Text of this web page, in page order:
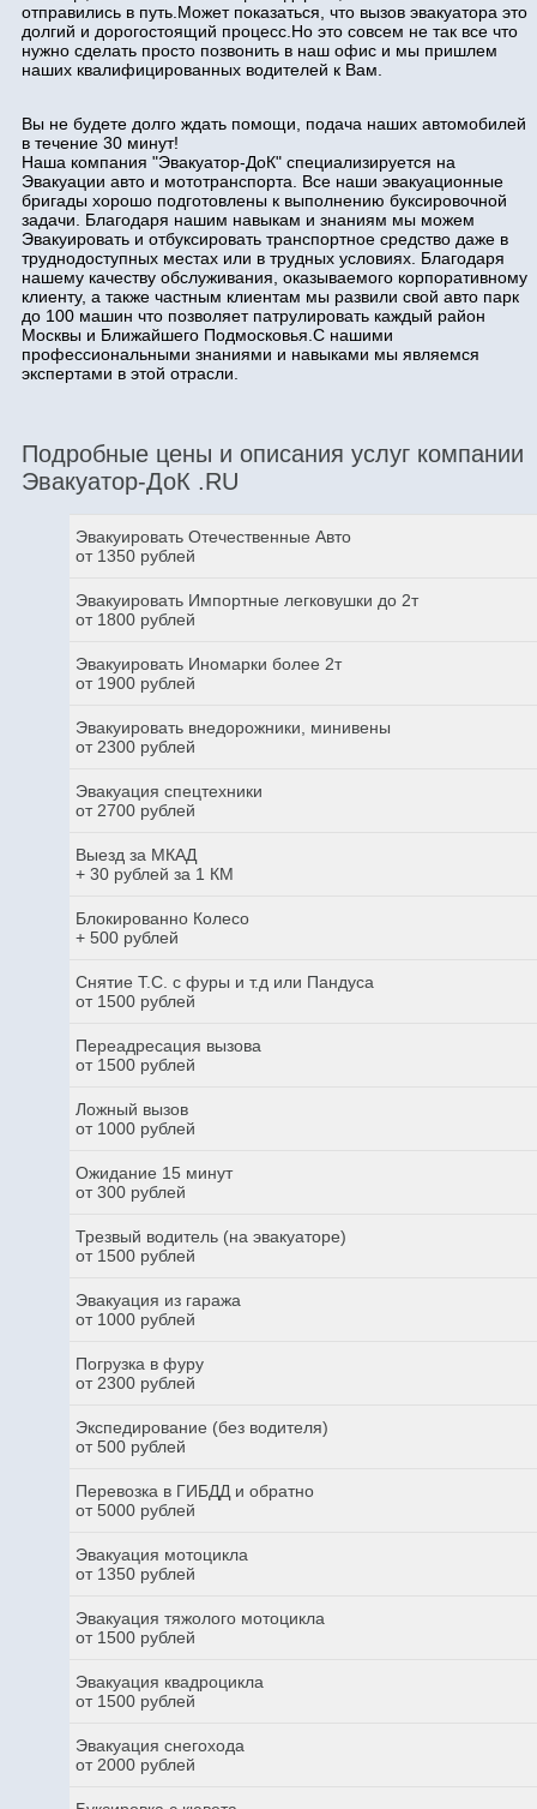
отправились в путь.Может показаться, что вызов эвакуатора это
долгий и дорогостоящий процесс.Но это совсем не так все что
нужно сделать просто позвонить в наш офис и мы пришлем
наших квалифицированных водителей к Вам.
Вы не будете долго ждать помощи, подача наших автомобилей
в течение 30 минут!
Наша компания "Эвакуатор-ДоК" специализируется на
Эвакуации авто и мототранспорта. Все наши эвакуационные
бригады хорошо подготовлены к выполнению буксировочной
задачи. Благодаря нашим навыкам и знаниям мы можем
Эвакуировать и отбуксировать транспортное средство даже в
труднодоступных местах или в трудных условиях. Благодаря
нашему качеству обслуживания, оказываемого корпоративному
клиенту, а также частным клиентам мы развили свой авто парк
до 100 машин что позволяет патрулировать каждый район
Москвы и Ближайшего Подмосковья.С нашими
профессиональными знаниями и навыками мы являемся
экспертами в этой отрасли.
Подробные цены и описания услуг компании
Эвакуатор-ДоК .RU
Эвакуировать Отечественные Авто
от 1350 рублей
Эвакуировать Импортные легковушки до 2т
от 1800 рублей
Эвакуировать Иномарки более 2т
от 1900 рублей
Эвакуировать внедорожники, минивены
от 2300 рублей
Эвакуация спецтехники
от 2700 рублей
Выезд за МКАД
+ 30 рублей за 1 КМ
Блокированно Колесо
+ 500 рублей
Снятие Т.С. с фуры и т.д или Пандуса
от 1500 рублей
Переадресация вызова
от 1500 рублей
Ложный вызов
от 1000 рублей
Ожидание 15 минут
от 300 рублей
Трезвый водитель (на эвакуаторе)
от 1500 рублей
Эвакуация из гаража
от 1000 рублей
Погрузка в фуру
от 2300 рублей
Экспедирование (без водителя)
от 500 рублей
Перевозка в ГИБДД и обратно
от 5000 рублей
Эвакуация мотоцикла
от 1350 рублей
Эвакуация тяжолого мотоцикла
от 1500 рублей
Эвакуация квадроцикла
от 1500 рублей
Эвакуация снегохода
от 2000 рублей